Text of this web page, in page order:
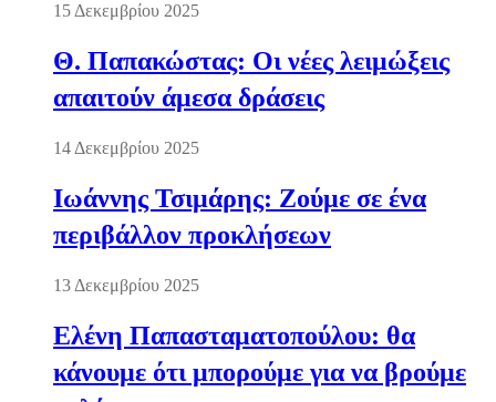
15 Δεκεμβρίου 2025
Θ. Παπακώστας: Οι νέες λειμώξεις
απαιτούν άμεσα δράσεις
14 Δεκεμβρίου 2025
Ιωάννης Τσιμάρης: Ζούμε σε ένα
περιβάλλον προκλήσεων
13 Δεκεμβρίου 2025
Ελένη Παπασταματοπούλου: θα
κάνουμε ότι μπορούμε για να βρούμε